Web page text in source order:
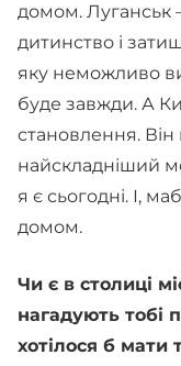
домом. Луганськ
дитинство і
яку неможливо
буде завжди. А
становлення.
найскладніший
я є сьогодні. І,
домом.
Чи є в столиці
нагадують тобі
хотілося б мати